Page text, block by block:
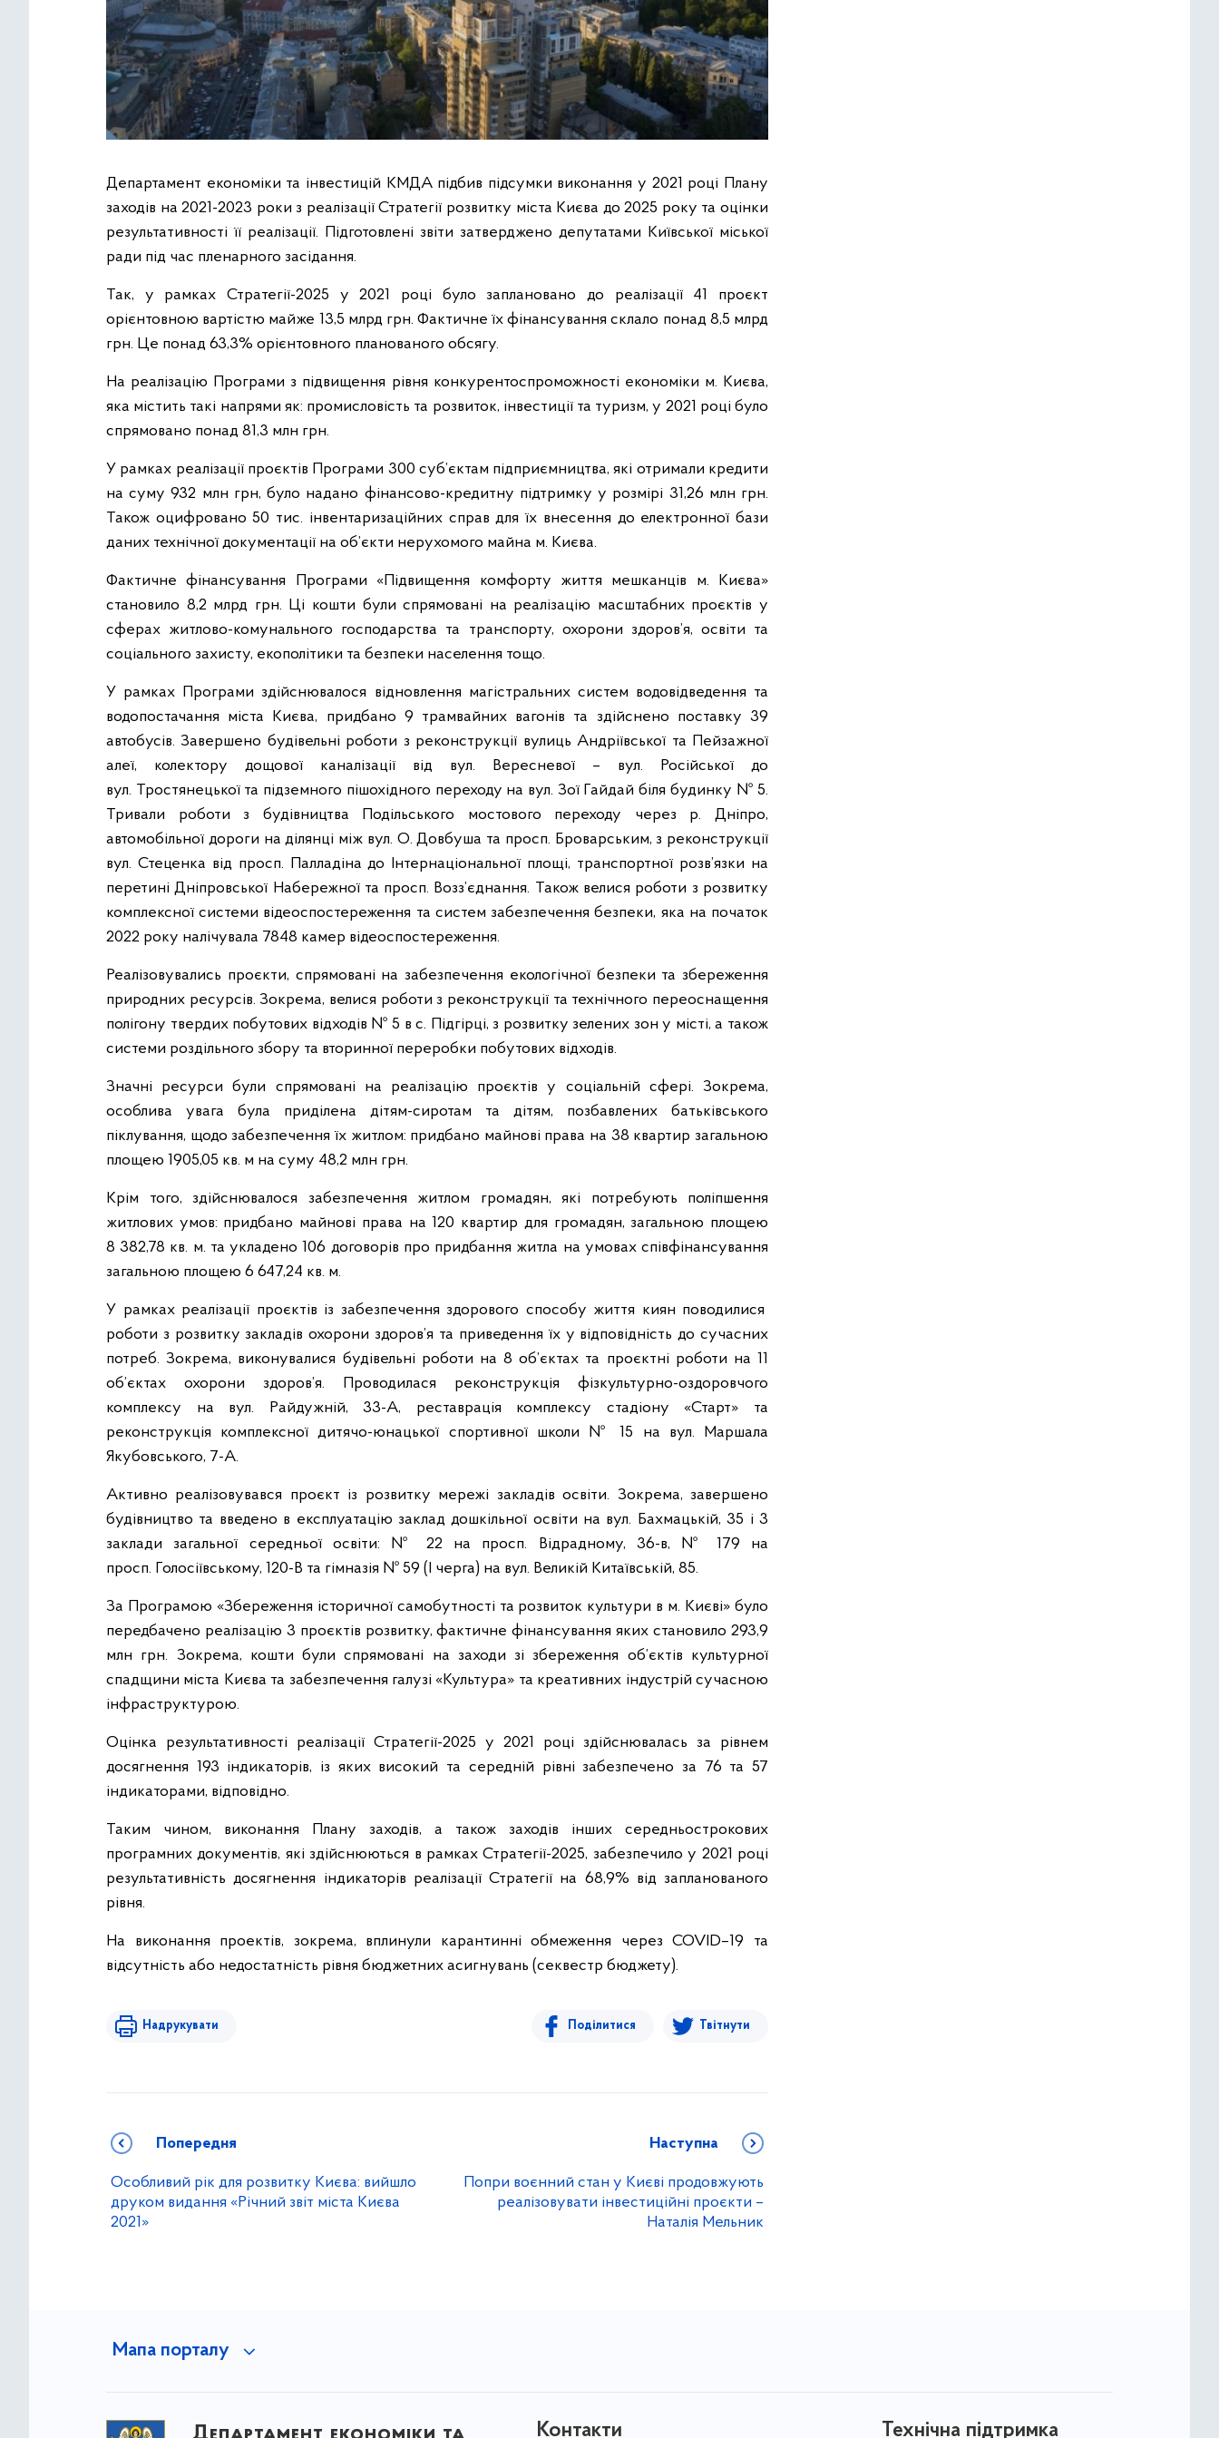
Департамент економіки та інвестицій КМДА підбив підсумки виконання у 2021 році Плану
заходів на 2021-2023 роки з реалізації Стратегії розвитку міста Києва до 2025 року та оцінки
результативності її реалізації. Підготовлені звіти затверджено депутатами Київської міської
ради під час пленарного засідання.
Так, у рамках Стратегії-2025 у 2021 році було заплановано до реалізації 41 проєкт
орієнтовною вартістю майже 13,5 млрд грн. Фактичне їх фінансування склало понад 8,5 млрд
грн. Це понад 63,3% орієнтовного планованого обсягу.
На реалізацію Програми з підвищення рівня конкурентоспроможності економіки м. Києва,
яка містить такі напрями як: промисловість та розвиток, інвестиції та туризм, у 2021 році було
спрямовано понад 81,3 млн грн.
У рамках реалізації проєктів Програми 300 суб’єктам підприємництва, які отримали кредити
на суму 932 млн грн, було надано фінансово-кредитну підтримку у розмірі 31,26 млн грн.
Також оцифровано 50 тис. інвентаризаційних справ для їх внесення до електронної бази
даних технічної документації на об’єкти нерухомого майна м. Києва.
Фактичне фінансування Програми «Підвищення комфорту життя мешканців м. Києва»
становило 8,2 млрд грн. Ці кошти були спрямовані на реалізацію масштабних проєктів у
сферах житлово-комунального господарства та транспорту, охорони здоров’я, освіти та
соціального захисту, екополітики та безпеки населення тощо.
У рамках Програми здійснювалося відновлення магістральних систем водовідведення та
водопостачання міста Києва, придбано 9 трамвайних вагонів та здійснено поставку 39
автобусів. Завершено будівельні роботи з реконструкції вулиць Андріївської та Пейзажної
алеї, колектору дощової каналізації від вул. Вересневої – вул. Російської до
вул. Тростянецької та підземного пішохідного переходу на вул. Зої Гайдай біля будинку № 5.
Тривали роботи з будівництва Подільського мостового переходу через р. Дніпро,
автомобільної дороги на ділянці між вул. О. Довбуша та просп. Броварським, з реконструкції
вул. Стеценка від просп. Палладіна до Інтернаціональної площі, транспортної розв’язки на
перетині Дніпровської Набережної та просп. Возз’єднання. Також велися роботи з розвитку
комплексної системи відеоспостереження та систем забезпечення безпеки, яка на початок
2022 року налічувала 7848 камер відеоспостереження.
Реалізовувались проєкти, спрямовані на забезпечення екологічної безпеки та збереження
природних ресурсів. Зокрема, велися роботи з реконструкції та технічного переоснащення
полігону твердих побутових відходів № 5 в с. Підгірці, з розвитку зелених зон у місті, а також
системи роздільного збору та вторинної переробки побутових відходів.
Значні ресурси були спрямовані на реалізацію проєктів у соціальній сфері. Зокрема,
особлива увага була приділена дітям-сиротам та дітям, позбавлених батьківського
піклування, щодо забезпечення їх житлом: придбано майнові права на 38 квартир загальною
площею 1905,05 кв. м на суму 48,2 млн грн.
Крім того, здійснювалося забезпечення житлом громадян, які потребують поліпшення
житлових умов: придбано майнові права на 120 квартир для громадян, загальною площею
8 382,78 кв. м. та укладено 106 договорів про придбання житла на умовах співфінансування
загальною площею 6 647,24 кв. м.
У рамках реалізації проєктів із забезпечення здорового способу життя киян поводилися
роботи з розвитку закладів охорони здоров’я та приведення їх у відповідність до сучасних
потреб. Зокрема, виконувалися будівельні роботи на 8 об’єктах та проєктні роботи на 11
об’єктах охорони здоров’я. Проводилася реконструкція фізкультурно-оздоровчого
комплексу на вул. Райдужній, 33-А, реставрація комплексу стадіону «Старт» та
реконструкція комплексної дитячо-юнацької спортивної школи № 15 на вул. Маршала
Якубовського, 7-А.
Активно реалізовувався проєкт із розвитку мережі закладів освіти. Зокрема, завершено
будівництво та введено в експлуатацію заклад дошкільної освіти на вул. Бахмацькій, 35 і 3
заклади загальної середньої освіти: № 22 на просп. Відрадному, 36-в, № 179 на
просп. Голосіївському, 120-В та гімназія № 59 (І черга) на вул. Великій Китаївській, 85.
За Програмою «Збереження історичної самобутності та розвиток культури в м. Києві» було
передбачено реалізацію 3 проєктів розвитку, фактичне фінансування яких становило 293,9
млн грн. Зокрема, кошти були спрямовані на заходи зі збереження об’єктів культурної
спадщини міста Києва та забезпечення галузі «Культура» та креативних індустрій сучасною
інфраструктурою.
Оцінка результативності реалізації Стратегії-2025 у 2021 році здійснювалась за рівнем
досягнення 193 індикаторів, із яких високий та середній рівні забезпечено за 76 та 57
індикаторами, відповідно.
Таким чином, виконання Плану заходів, а також заходів інших середньострокових
програмних документів, які здійснюються в рамках Стратегії-2025, забезпечило у 2021 році
результативність досягнення індикаторів реалізації Стратегії на 68,9% від запланованого
рівня.
На виконання проектів, зокрема, вплинули карантинні обмеження через COVID–19 та
відсутність або недостатність рівня бюджетних асигнувань (секвестр бюджету).
Надрукувати Поділитися Твітнути
Попередня
Особливий рік для розвитку Києва: вийшло
друком видання «Річний звіт міста Києва
2021»
Наступна
Попри воєнний стан у Києві продовжують
реалізовувати інвестиційні проєкти –
Наталія Мельник
Мапа порталу
Контакти Технічна підтримка